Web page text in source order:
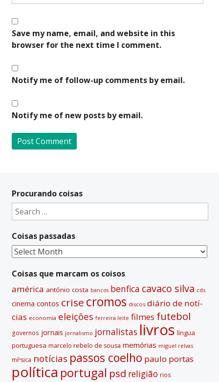
Save my name, email, and website in this
browser for the next time I comment.
Notify me of follow-up comments by email.
Notify me of new posts by email.
t
e
a
t
i
v
Procurando coisas
Search
for:
Coisas passadas
Coisas
Coisas que marcam os coisos
américa antónio costa bancos benfica cavaco silva cds
cinema contos crise cromos discos diário de notí­
cias economia eleições ferreira leite filmes futebol
governos jornais jornalismo jornalistas livros lí­ngua
portuguesa marcelo rebelo de sousa memórias miguel relvas
míºsica notí­cias passos coelho paulo portas
polí­tica portugal psd religião rios